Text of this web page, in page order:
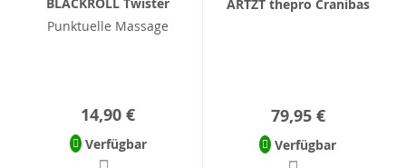
Punktuelle Massage
14,90 €
Verfügbar
ARTZT thepro Cranibas
79,95 €
Verfügbar